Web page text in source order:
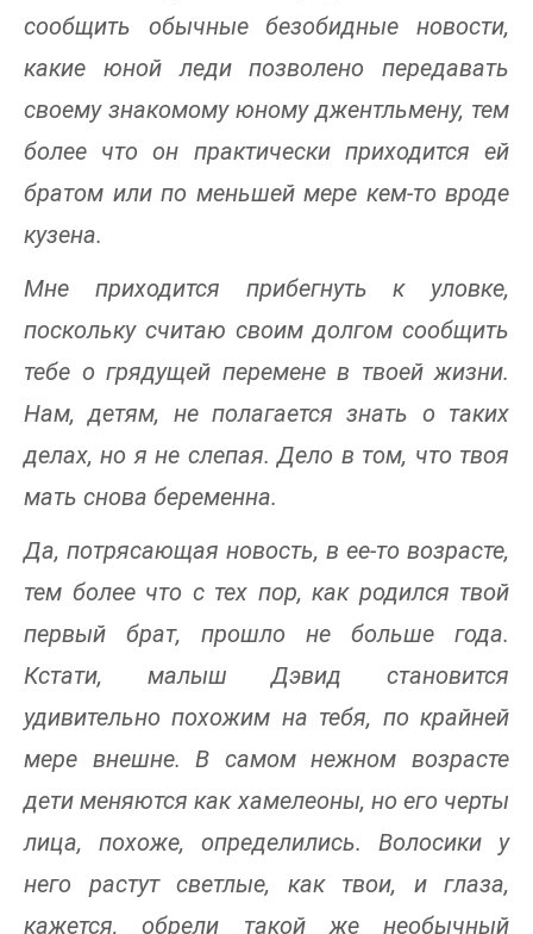
сообщить обычные безобидные новости,
какие юной леди позволено передавать
своему знакомому юному джентльмену, тем
более что он практически приходится ей
братом или по меньшей мере кем-то вроде
кузена.
Мне приходится прибегнуть к уловке,
поскольку считаю своим долгом сообщить
тебе о грядущей перемене в твоей жизни.
Нам, детям, не полагается знать о таких
делах, но я не слепая. Дело в том, что твоя
мать снова беременна.
Да, потрясающая новость, в ее-то возрасте,
тем более что с тех пор, как родился твой
первый брат, прошло не больше года.
Кстати, малыш Дэвид становится
удивительно похожим на тебя, по крайней
мере внешне. В самом нежном возрасте
дети меняются как хамелеоны, но его черты
лица, похоже, определились. Волосики у
него растут светлые, как твои, и глаза,
кажется, обрели такой же необычный